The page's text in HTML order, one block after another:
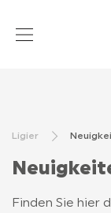
HÄNDLERNETZ
AFTER-SALES
Ligier
Finden Sie hier